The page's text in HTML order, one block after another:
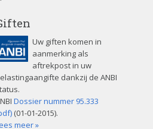
Uw giften komen in
aanmerking als
aftrekpost in uw
dankzij de ANBI
Dossier nummer 95.333
(01-01-2015).
meer »